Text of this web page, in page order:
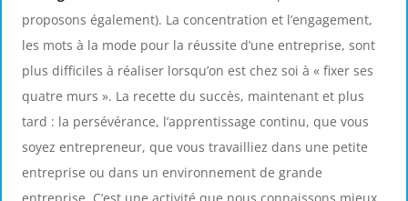
proposons également). La concentration et l’engagement,
les mots à la mode pour la réussite d’une entreprise, sont
plus difficiles à réaliser lorsqu’on est chez soi à « fixer ses
quatre murs ». La recette du succès, maintenant et plus
tard : la persévérance, l’apprentissage continu, que vous
soyez entrepreneur, que vous travailliez dans une petite
entreprise ou dans un environnement de grande